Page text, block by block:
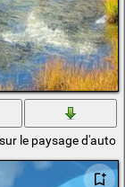
le paysage